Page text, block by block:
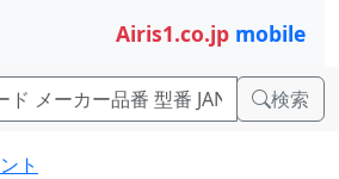
Airis1.co.jp mobile
検索
ト